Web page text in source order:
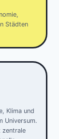
Städten
Klima und
Universum.
zentrale